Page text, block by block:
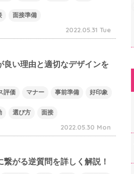
面接準備
2022.05.31 Tue
い理由と適切なデザインを
評価 マナー 事前準備 好印象
選び方 面接
2022.05.30 Mon
がる逆質問を詳しく解説！